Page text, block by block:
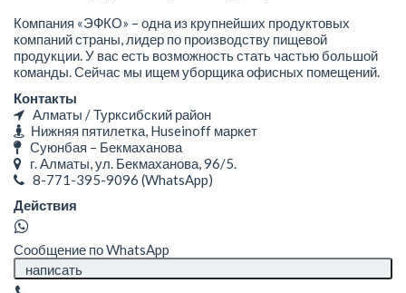
Компания «ЭФКО» – одна из крупнейших продуктовых
компаний страны, лидер по производству пищевой
продукции. У вас есть возможность стать частью большой
команды. Сейчас мы ищем уборщика офисных помещений.
Контакты
Алматы / Турксибский район
Нижняя пятилетка, Huseinoff маркет
Суюнбая – Бекмаханова
г. Алматы, ул. Бекмаханова, 96/5.
8-771-395-9096 (WhatsApp)
Действия
Сообщение по WhatsApp
написать